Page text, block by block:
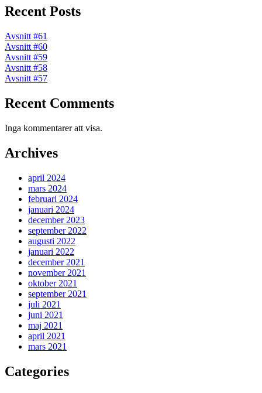
Recent Posts
Avsnitt #61
Avsnitt #60
Avsnitt #59
Avsnitt #58
Avsnitt #57
Recent Comments
Inga kommentarer att visa.
Archives
april 2024
mars 2024
februari 2024
januari 2024
december 2023
september 2022
augusti 2022
januari 2022
december 2021
november 2021
oktober 2021
september 2021
juli 2021
juni 2021
maj 2021
april 2021
mars 2021
Categories